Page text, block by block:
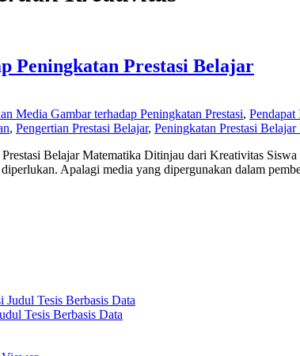
Peningkatan Prestasi Belajar
Media Gambar terhadap Peningkatan Prestasi,
, Pengertian Prestasi Belajar, Peningkatan Prestasi
Belajar Matematika Ditinjau dari Kreativitas
Apalagi media yang dipergunakan dalam
Tesis Berbasis Data